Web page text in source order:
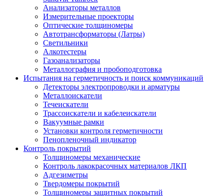
Анализаторы металлов
Измерительные проекторы
Оптические толщиномеры
Автотрансформаторы (Латры)
Светильники
Алкотестеры
Газоанализаторы
Металлография и пробоподготовка
Испытания на герметичность и поиск коммуникаций
Детекторы электропроводки и арматуры
Металлоискатели
Течеискатели
Трассоискатели и кабелеискатели
Вакуумные рамки
Установки контроля герметичности
Пенопленочный индикатор
Контроль покрытий
Толщиномеры механические
Контроль лакокрасочных материалов ЛКП
Адгезиметры
Твердомеры покрытий
Толщиномеры защитных покрытий